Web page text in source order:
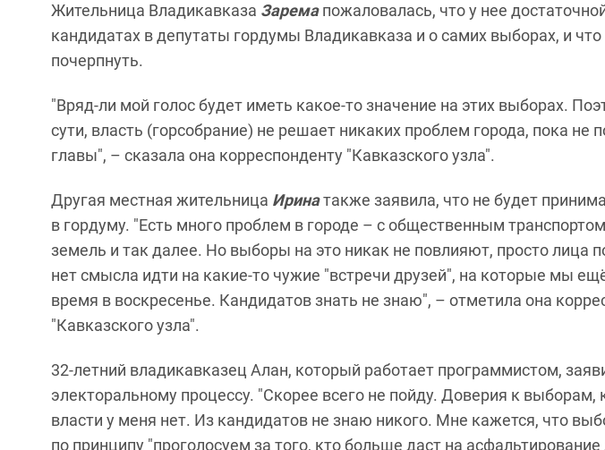
Жительница Владикавказа Заремапожаловалась, что у нее
кандидатах в депутаты гордумы Владикавказа и о самих выборах, и что
почерпнуть.
"Вряд-ли мой голос будет иметь какое-то значение на этих выборах.
сути, власть (горсобрание) не решает никаких проблем города, пока не
главы", – сказала она корреспонденту "Кавказского узла".
Другая местная жительница Иринатакже заявила, что не будет
в гордуму. "Есть много проблем в городе – с общественным
земель и так далее. Но выборы на это никак не повлияют, просто лица
нет смысла идти на какие-то чужие "встречи друзей", на которые мы
время в воскресенье. Кандидатов знать не знаю", – отметила она
"Кавказского узла".
32-летний владикавказец Алан, который работает программистом,
электоральному процессу. "Скорее всего не пойду. Доверия к
власти у меня нет. Из кандидатов не знаю никого. Мне кажется, что
по принципу "проголосуем за того, кто больше даст на